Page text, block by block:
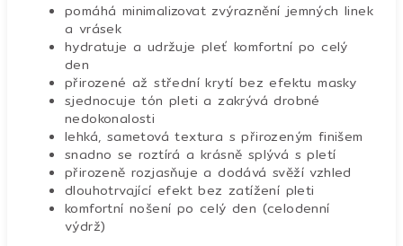
pomáhá minimalizovat zvýraznění jemných linek
a vrásek
hydratuje a udržuje pleť komfortní po celý
den
přirozené až střední krytí bez efektu masky
sjednocuje tón pleti a zakrývá drobné
nedokonalosti
lehká, sametová textura s přirozeným finišem
snadno se roztírá a krásně splývá s pletí
přirozeně rozjasňuje a dodává svěží vzhled
dlouhotrvající efekt bez zatížení pleti
komfortní nošení po celý den (celodenní
výdrž)